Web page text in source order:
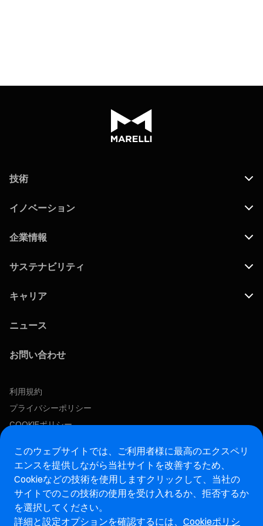
技術
イノベーション
企業情報
サステナビリティ
キャリア
ニュース
お問い合わせ
利用規約
プライバシーポリシー
COOKIEポリシー
この求人に応募する
アフターマーケットウェブサイト
マレリ・インテグリティホットライン・ウェブサイト
このウェブサイトでは、ご利用者様に最高のエクスペリ
エンスを提供しながら当社サイトを改善するため、
Cookieなどの技術を使用しますクリックして、当社の
サイトでのこの技術の使用を受け入れるか、拒否するか
を選択してください。
詳細と設定オプションを確認するには、 Cookieポリシ